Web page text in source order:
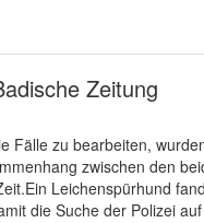
Zeitung
Fälle zu bearbeiten,
zwischen den
Leichenspürhund
die Suche der Polizei